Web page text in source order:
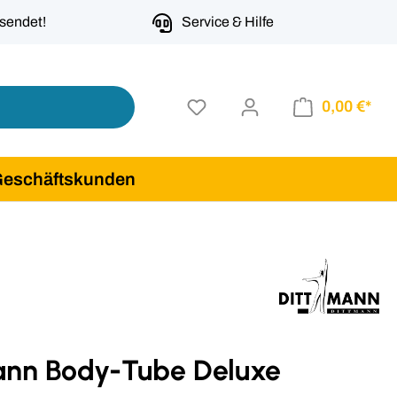
Service & Hilfe
0,00 €*
Body-Tube Deluxe